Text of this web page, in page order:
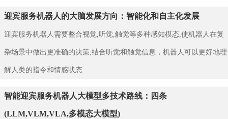
迎宾服务机器人的大脑发展方向：智能化和自主化发展
迎宾服务机器人需要整合视觉,听觉,触觉等多种感知模态,使机器人在复
杂场景中做出更准确的决策;结合听觉和触觉信息，机器人可以更好地理
解人类的指令和情感状态
智能迎宾服务机器人大模型多技术路线：四条
(LLM,VLM,VLA,多模态大模型)